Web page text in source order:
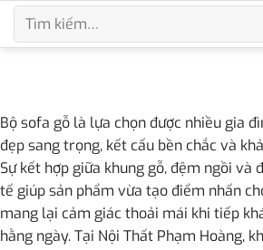
Bỏ Tìm
Bộ sofa gỗ là lựa chọn được nhiều gia
đẹp sang trọng, kết cấu bền chắc và
Sự kết hợp giữa khung gỗ, đệm ngồi và
tế giúp sản phẩm vừa tạo điểm nhấn
mang lại cảm giác thoải mái khi tiếp
hằng ngày. Tại Nội Thất Phạm Hoàng,